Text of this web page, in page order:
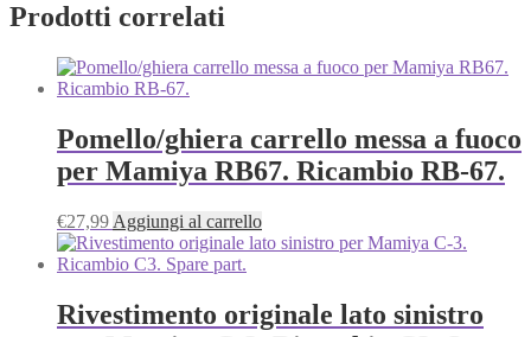
Prodotti correlati
Pomello/ghiera carrello messa a fuoco
per Mamiya RB67. Ricambio RB-67.
€27,99 Aggiungi al carrello
Rivestimento originale lato sinistro